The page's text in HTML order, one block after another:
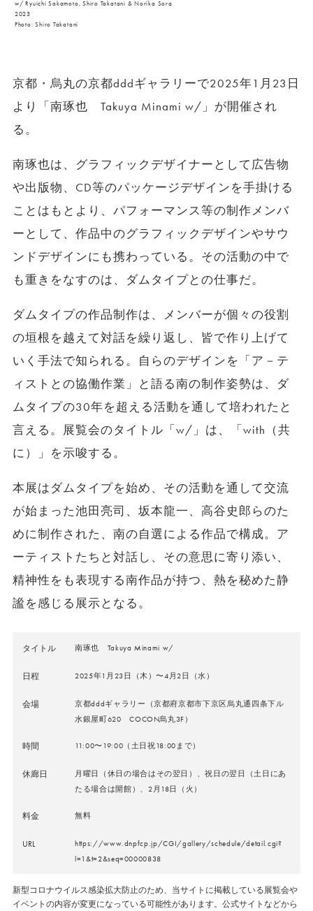
w/ Ryuichi Sakamoto, Shiro Takatani & Norika Sora
2023
Photo: Shiro Takatani
京都・烏丸の京都dddギャラリーで2025年1月23日
より「南琢也 Takuya Minami w/」が開催され
る。
南琢也は、グラフィックデザイナーとして広告物
や出版物、CD等のパッケージデザインを手掛ける
ことはもとより、パフォーマンス等の制作メンバ
ーとして、作品中のグラフィックデザインやサウ
ンドデザインにも携わっている。その活動の中で
も重きをなすのは、ダムタイプとの仕事だ。
ダムタイプの作品制作は、メンバーが個々の役割
の垣根を越えて対話を繰り返し、皆で作り上げて
いく手法で知られる。自らのデザインを「ア－テ
ィストとの協働作業」と語る南の制作姿勢は、ダ
ムタイプの30年を超える活動を通して培われたと
言える。展覧会のタイトル「w/」は、「with（共
に）」を示唆する。
本展はダムタイプを始め、その活動を通して交流
が始まった池田亮司、坂本龍一、高谷史郎らのた
めに制作された、南の自選による作品で構成。ア
ーティストたちと対話し、その意思に寄り添い、
精神性をも表現する南作品が持つ、熱を秘めた静
謐を感じる展示となる。
タイトル 南琢也 Takuya Minami w/
日程 2025年1月23日（木）〜4月2日（水）
会場
京都dddギャラリー（京都府京都市下京区烏丸通四条下ル
水銀屋町620 COCON烏丸3F）
時間 11:00〜19:00（土日祝18:00まで）
休廊日
月曜日（休日の場合はその翌日）、祝日の翌日（土日にあ
たる場合は開館）、2月18日（火）
料金 無料
URL
https://www.dnpfcp.jp/CGI/gallery/schedule/detail.cgi?
l=1&t=2&seq=00000838
新型コロナウイルス感染拡大防止のため、当サイトに掲載している展覧会や
イベントの内容が変更になっている可能性があります。公式サイトなどから